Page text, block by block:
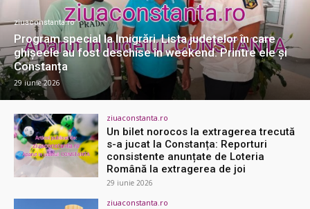
ziuaconstanta.ro
Program special la Imigrări. Lista județelor în care
ghișeele au fost deschise în weekend. Printre ele și
Constanța
29 iunie 2026
ziuaconstanta.ro
Un bilet norocos la extragerea trecută
s-a jucat la Constanța: Reporturi
consistente anunțate de Loteria
Română la extragerea de joi
29 iunie 2026
ziuaconstanta.ro